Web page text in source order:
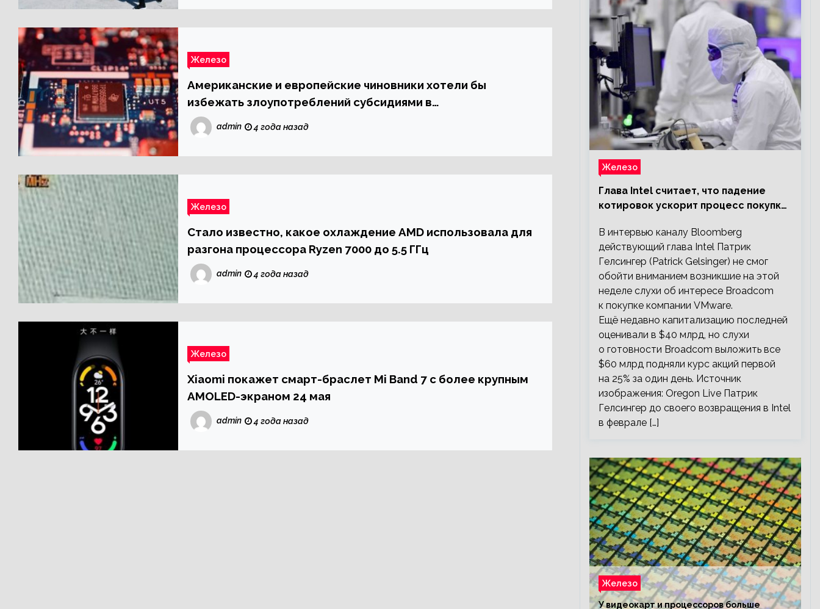
Железо
Американские и европейские чиновники хотели бы
избежать злоупотреблений субсидиями в
полупроводниковой отрасли
admin 4 года назад
Железо
Стало известно, какое охлаждение AMD использовала для
разгона процессора Ryzen 7000 до 5.5 ГГц
admin 4 года назад
Железо
Xiaomi покажет смарт-браслет Mi Band 7 с более крупным
AMOLED-экраном 24 мая
admin 4 года назад
Железо
Глава Intel считает, что падение
котировок ускорит процесс покупки
В интервью каналу Bloomberg
действующий глава Intel Патрик
Гелсингер (Patrick Gelsinger) не смог
обойти вниманием возникшие на этой
неделе слухи об интересе Broadcom
к покупке компании VMware.
Ещё недавно капитализацию последней
оценивали в $40 млрд, но слухи
о готовности Broadcom выложить все
$60 млрд подняли курс акций первой
на 25% за один день. Источник
изображения: Oregon Live Патрик
Гелсингер до своего возвращения в Intel
в феврале […]
Железо
У видеокарт и процессоров больше